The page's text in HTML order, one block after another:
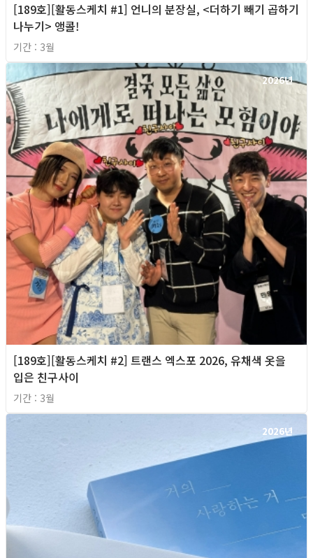
[189호][활동스케치 #1] 언니의 분장실, <더하기 빼기 곱하기
나누기> 앵콜!
기간 : 3월
2026년
[189호][활동스케치 #2] 트랜스 엑스포 2026, 유채색 옷을
입은 친구사이
기간 : 3월
2026년